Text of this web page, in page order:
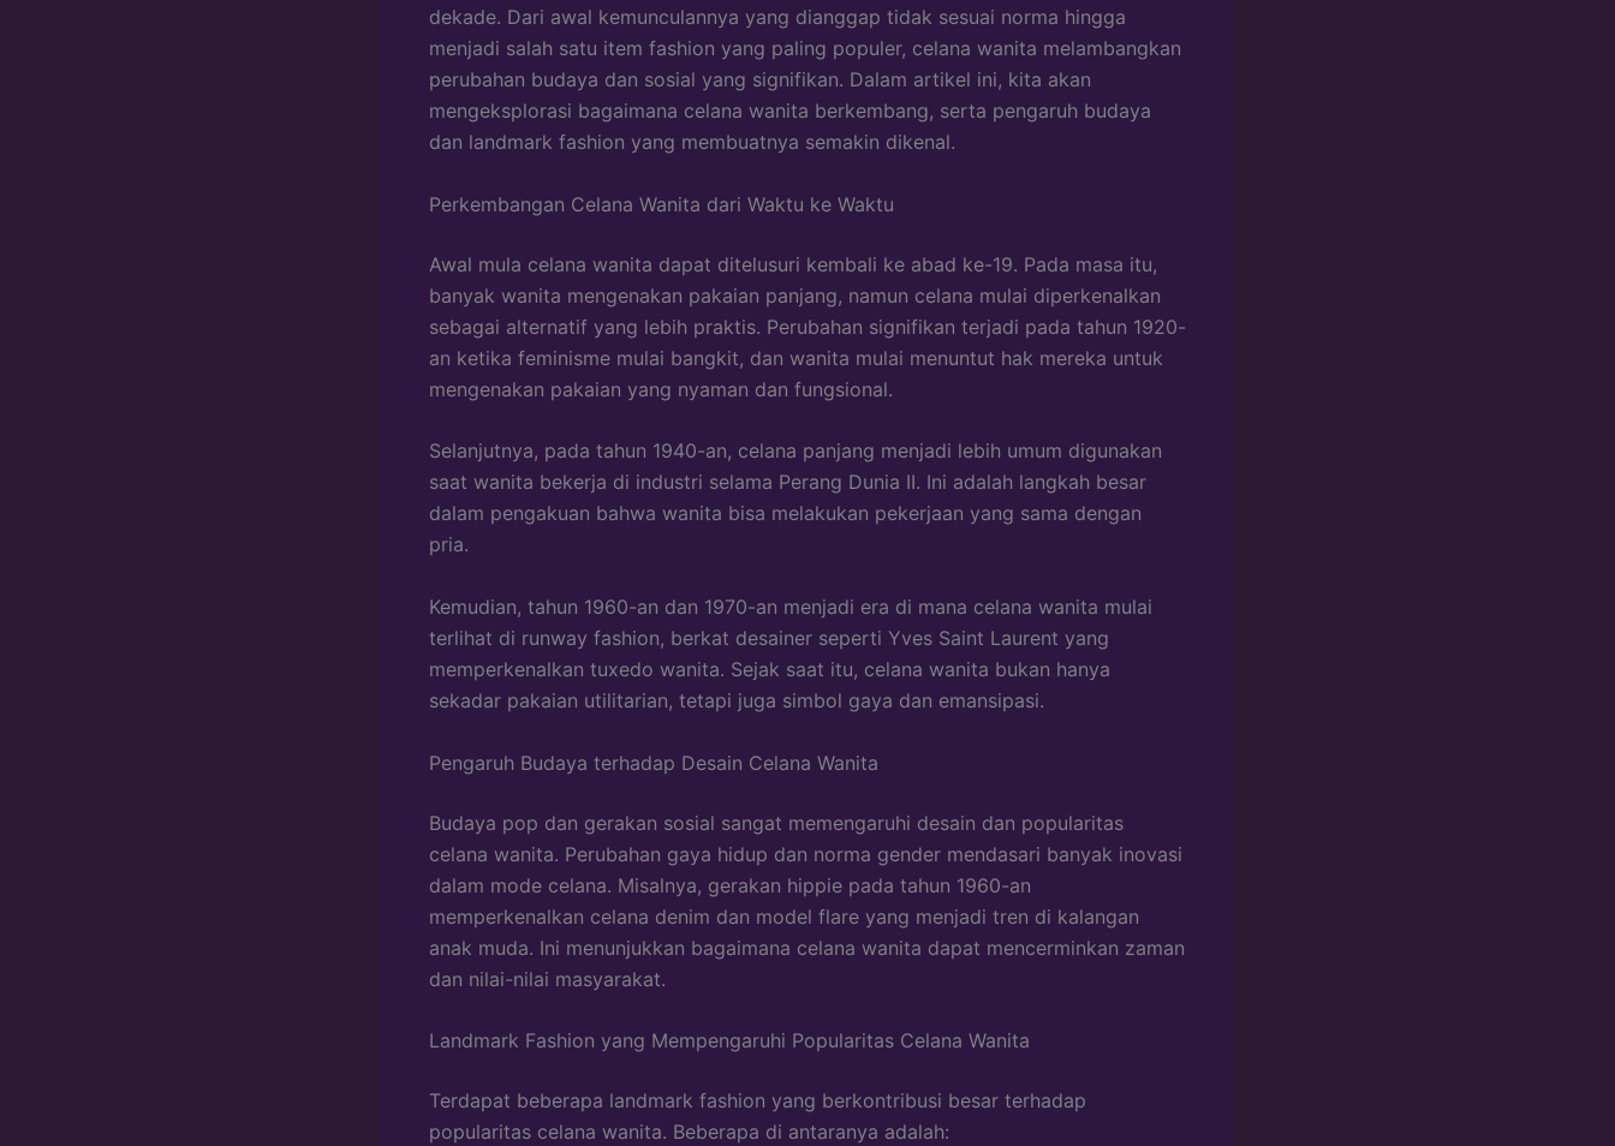
dekade. Dari awal kemunculannya yang dianggap tidak sesuai norma hingga
menjadi salah satu item fashion yang paling populer, celana wanita melambangkan
perubahan budaya dan sosial yang signifikan. Dalam artikel ini, kita akan
mengeksplorasi bagaimana celana wanita berkembang, serta pengaruh budaya
dan landmark fashion yang membuatnya semakin dikenal.
Perkembangan Celana Wanita dari Waktu ke Waktu
Awal mula celana wanita dapat ditelusuri kembali ke abad ke-19. Pada masa itu,
banyak wanita mengenakan pakaian panjang, namun celana mulai diperkenalkan
sebagai alternatif yang lebih praktis. Perubahan signifikan terjadi pada tahun 1920-
an ketika feminisme mulai bangkit, dan wanita mulai menuntut hak mereka untuk
mengenakan pakaian yang nyaman dan fungsional.
Selanjutnya, pada tahun 1940-an, celana panjang menjadi lebih umum digunakan
saat wanita bekerja di industri selama Perang Dunia II. Ini adalah langkah besar
dalam pengakuan bahwa wanita bisa melakukan pekerjaan yang sama dengan
pria.
Kemudian, tahun 1960-an dan 1970-an menjadi era di mana celana wanita mulai
terlihat di runway fashion, berkat desainer seperti Yves Saint Laurent yang
memperkenalkan tuxedo wanita. Sejak saat itu, celana wanita bukan hanya
sekadar pakaian utilitarian, tetapi juga simbol gaya dan emansipasi.
Pengaruh Budaya terhadap Desain Celana Wanita
Budaya pop dan gerakan sosial sangat memengaruhi desain dan popularitas
celana wanita. Perubahan gaya hidup dan norma gender mendasari banyak inovasi
dalam mode celana. Misalnya, gerakan hippie pada tahun 1960-an
memperkenalkan celana denim dan model flare yang menjadi tren di kalangan
anak muda. Ini menunjukkan bagaimana celana wanita dapat mencerminkan zaman
dan nilai-nilai masyarakat.
Landmark Fashion yang Mempengaruhi Popularitas Celana Wanita
Terdapat beberapa landmark fashion yang berkontribusi besar terhadap
popularitas celana wanita. Beberapa di antaranya adalah: